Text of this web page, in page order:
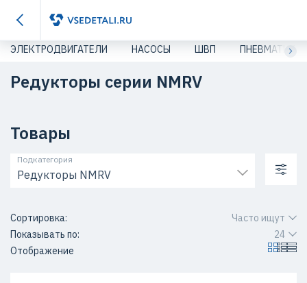
ЭЛЕКТРОДВИГАТЕЛИ НАСОСЫ ШВП ПНЕВМАТИКА
Редукторы серии NMRV
Товары
Редукторы NMRV
Подкатегория
Сортировка:
Часто ищут
Показывать по:
24
Отображение